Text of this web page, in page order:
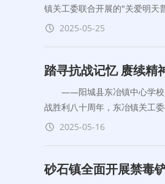
镇关工委联合开展的"关爱明天
2025-05-25
踏寻抗战记忆 赓续精
——阳城县东冶镇中心学校
战胜利八十周年，东冶镇关工
2025-05-16
砂石镇全面开展禁毒